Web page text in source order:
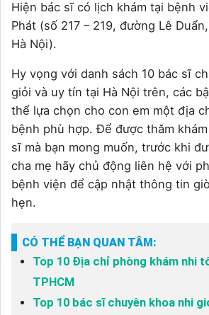
Hiện bác sĩ có lịch khám tại bệnh
Phát (số 217 – 219, đường Lê
Hà Nội).
Hy vọng với danh sách 10 bác sĩ
giỏi và uy tín tại Hà Nội trên, các
thể lựa chọn cho con em một địa
bệnh phù hợp. Để được thăm
sĩ mà bạn mong muốn, trước khi
cha mẹ hãy chủ động liên hệ với
bệnh viện để cập nhật thông tin
hẹn.
CÓ THỂ BẠN QUAN TÂM:
Top 10 Địa chỉ phòng khám nhi
TPHCM
Top 10 bác sĩ chuyên khoa nhi